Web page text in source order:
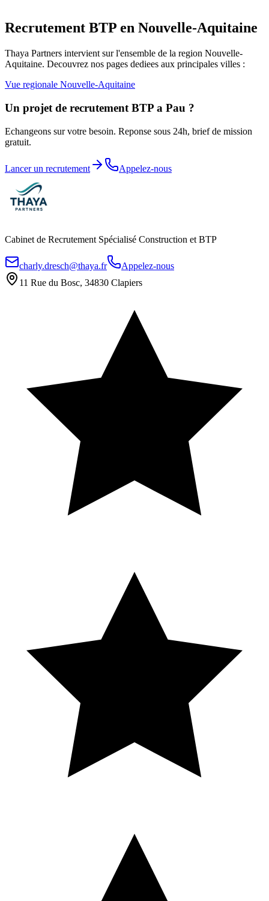
Recrutement BTP en Nouvelle-Aquitaine
Thaya Partners intervient sur l'ensemble de la region Nouvelle-
Aquitaine. Decouvrez nos pages dediees aux principales villes :
Vue regionale Nouvelle-Aquitaine
Un projet de recrutement BTP a Pau ?
Echangeons sur votre besoin. Reponse sous 24h, brief de mission
gratuit.
Lancer un recrutement Appelez-nous
Cabinet de Recrutement Spécialisé Construction et BTP
charly.dresch@thaya.fr
Appelez-nous
11 Rue du Bosc, 34830 Clapiers